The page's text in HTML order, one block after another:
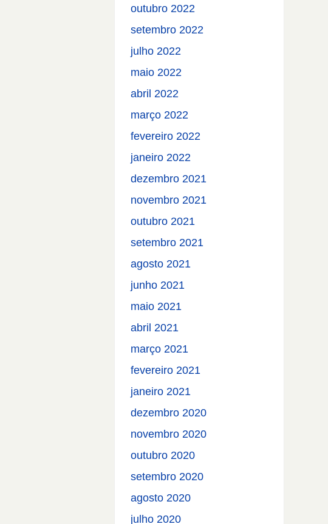
outubro 2022
setembro 2022
julho 2022
maio 2022
abril 2022
março 2022
fevereiro 2022
janeiro 2022
dezembro 2021
novembro 2021
outubro 2021
setembro 2021
agosto 2021
junho 2021
maio 2021
abril 2021
março 2021
fevereiro 2021
janeiro 2021
dezembro 2020
novembro 2020
outubro 2020
setembro 2020
agosto 2020
julho 2020